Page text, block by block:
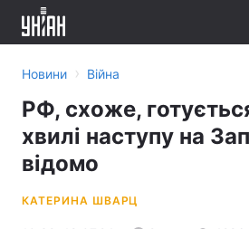
Новини › Війна
РФ, схоже,
хвилі наступу на
відомо
КАТЕРИНА ШВАРЦ